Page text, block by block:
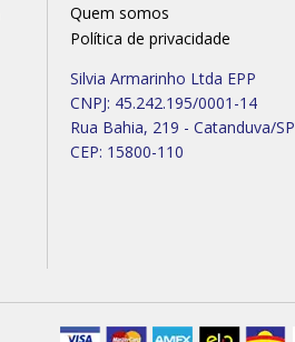
Quem somos
Política de privacidade
Silvia Armarinho Ltda EPP
CNPJ: 45.242.195/0001-14
Rua Bahia, 219 - Catanduva/SP
CEP: 15800-110